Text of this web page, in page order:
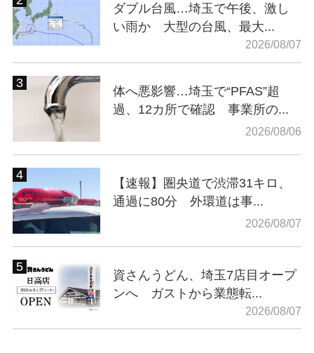
ダブル台風…埼玉で午後、激し
い雨か 大型の台風、最大...
2026/08/07
体へ悪影響…埼玉で“PFAS”超
過、12カ所で確認 事業所の...
2026/08/06
【速報】圏央道で渋滞31キロ、
通過に80分 外環道は事...
2026/08/07
資さんうどん、埼玉7店目オープ
ンへ ガストから業態転...
2026/08/07